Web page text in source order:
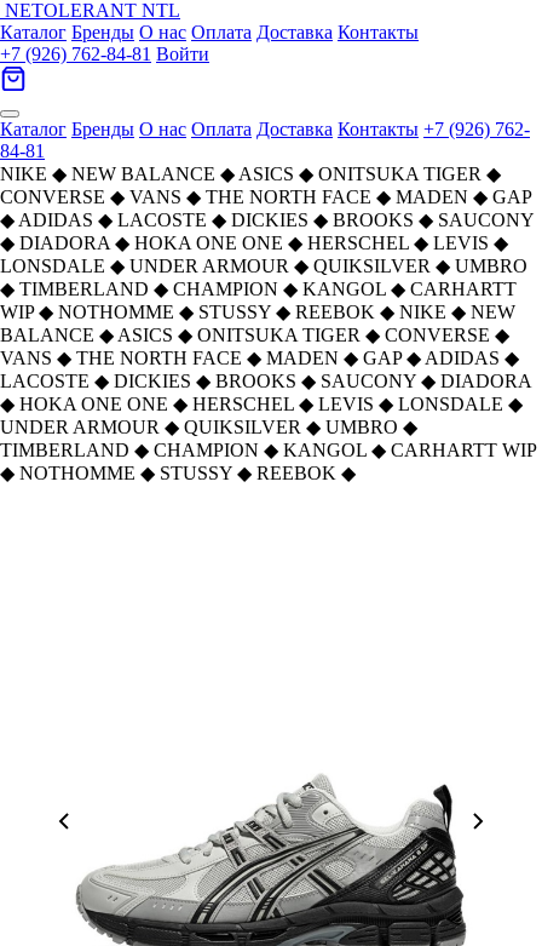
NETOLERANT NTL
Каталог Бренды О нас Оплата Доставка Контакты
+7 (926) 762-84-81 Войти
Каталог Бренды О нас Оплата Доставка Контакты +7 (926) 762-
84-81
NIKE ◆ NEW BALANCE ◆ ASICS ◆ ONITSUKA TIGER ◆
CONVERSE ◆ VANS ◆ THE NORTH FACE ◆ MADEN ◆ GAP
◆ ADIDAS ◆ LACOSTE ◆ DICKIES ◆ BROOKS ◆ SAUCONY
◆ DIADORA ◆ HOKA ONE ONE ◆ HERSCHEL ◆ LEVIS ◆
LONSDALE ◆ UNDER ARMOUR ◆ QUIKSILVER ◆ UMBRO
◆ TIMBERLAND ◆ CHAMPION ◆ KANGOL ◆ CARHARTT
WIP ◆ NOTHOMME ◆ STUSSY ◆ REEBOK ◆ NIKE ◆ NEW
BALANCE ◆ ASICS ◆ ONITSUKA TIGER ◆ CONVERSE ◆
VANS ◆ THE NORTH FACE ◆ MADEN ◆ GAP ◆ ADIDAS ◆
LACOSTE ◆ DICKIES ◆ BROOKS ◆ SAUCONY ◆ DIADORA
◆ HOKA ONE ONE ◆ HERSCHEL ◆ LEVIS ◆ LONSDALE ◆
UNDER ARMOUR ◆ QUIKSILVER ◆ UMBRO ◆
TIMBERLAND ◆ CHAMPION ◆ KANGOL ◆ CARHARTT WIP
◆ NOTHOMME ◆ STUSSY ◆ REEBOK ◆